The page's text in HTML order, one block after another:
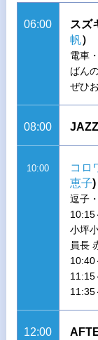
06:00 スズ
帆）
電車
ばん
ぜひ
08:00
10:00 コロ
恵子)
逗子
10:15
小坪
員長
10:40
11:15
11:35
12:00